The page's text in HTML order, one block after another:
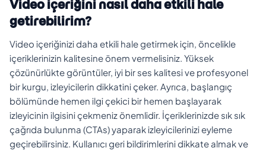
Video içeriğini nasıl daha etkili hale
getirebilirim?
Video içeriğinizi daha etkili hale getirmek için, öncelikle
içeriklerinizin kalitesine önem vermelisiniz. Yüksek
çözünürlükte görüntüler, iyi bir ses kalitesi ve profesyonel
bir kurgu, izleyicilerin dikkatini çeker. Ayrıca, başlangıç
bölümünde hemen ilgi çekici bir hemen başlayarak
izleyicinin ilgisini çekmeniz önemlidir. İçeriklerinizde sık sık
çağrıda bulunma (CTAs) yaparak izleyicilerinizi eyleme
geçirebilirsiniz. Kullanıcı geri bildirimlerini dikkate almak ve